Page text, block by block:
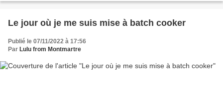
Le jour où je me suis mise à batch cooker
Publié le 07/11/2022 à 17:56
Par Lulu from Montmartre